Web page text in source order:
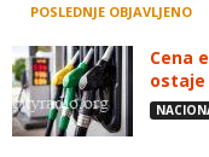
POSLEDNJE OBJAVLJENO
Cena
ostaje